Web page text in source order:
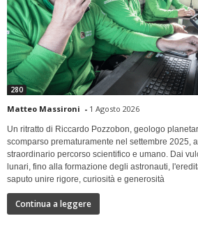
280
Matteo Massironi - 1 Agosto 2026
Un ritratto di Riccardo Pozzobon, geologo
scomparso prematuramente nel settembre 2025,
straordinario percorso scientifico e umano. Dai
lunari, fino alla formazione degli astronauti,
saputo unire rigore, curiosità e generosità
Continua a leggere